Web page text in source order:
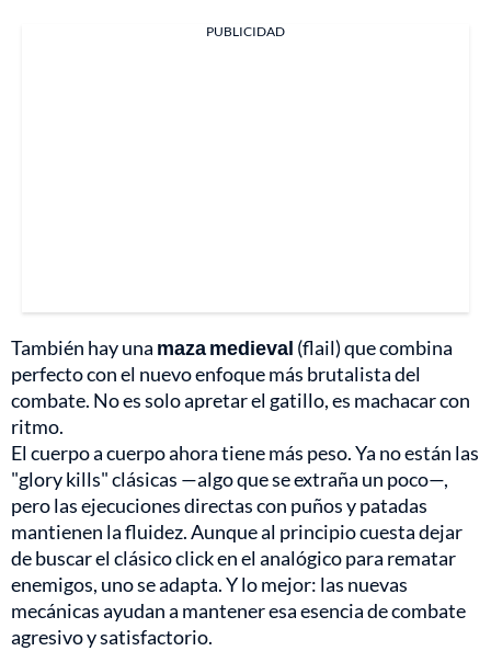
PUBLICIDAD
También hay una maza medieval (flail) que combina
perfecto con el nuevo enfoque más brutalista del
combate. No es solo apretar el gatillo, es machacar con
ritmo.
El cuerpo a cuerpo ahora tiene más peso. Ya no están las
"glory kills" clásicas —algo que se extraña un poco—,
pero las ejecuciones directas con puños y patadas
mantienen la fluidez. Aunque al principio cuesta dejar
de buscar el clásico click en el analógico para rematar
enemigos, uno se adapta. Y lo mejor: las nuevas
mecánicas ayudan a mantener esa esencia de combate
agresivo y satisfactorio.